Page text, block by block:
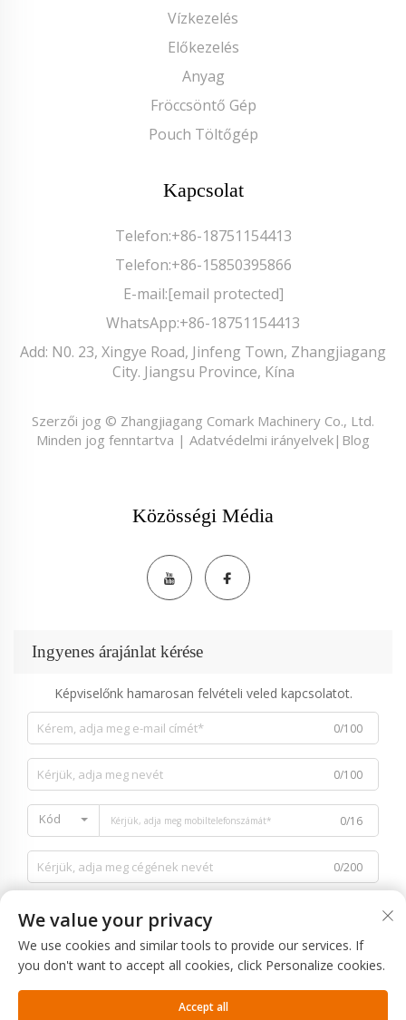
Vízkezelés
Előkezelés
Anyag
Fröccsöntő Gép
Pouch Töltőgép
Kapcsolat
Telefon:+86-18751154413
Telefon:+86-15850395866
E-mail:[email protected]
WhatsApp:+86-18751154413
Add: N0. 23, Xingye Road, Jinfeng Town, Zhangjiagang
City. Jiangsu Province, Kína
Szerzői jog © Zhangjiagang Comark Machinery Co., Ltd.
Minden jog fenntartva | Adatvédelmi irányelvek | Blog
Közösségi Média
Ingyenes árajánlat kérése
Képviselőnk hamarosan felvételi veled kapcsolatot.
0/100
0/100
Kód 0/16
0/200
0/1000
We value your privacy
We use cookies and similar tools to provide our services. If
you don't want to accept all cookies, click Personalize cookies.
Accept all